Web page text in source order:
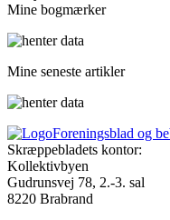
Mine bogmærker
Mine seneste artikler
Foreningsblad og
Skræppebladets kontor:
Kollektivbyen
Gudrunsvej 78, 2.-3. sal
8220 Brabrand